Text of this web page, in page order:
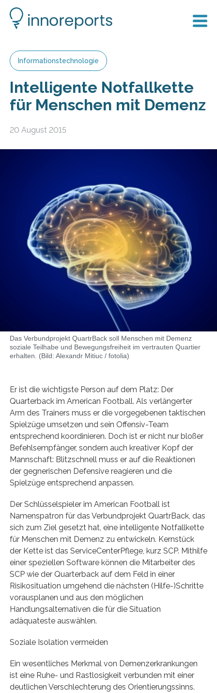
Informationstechnologie
Intelligente Notfallkette
für Menschen mit Demenz
20 August 2015
Das Verbundprojekt QuartrBack soll Menschen mit Demenz
soziale Teilhabe und Bewegungsfreiheit im vertrauten Quartier
erhalten. (Bild: Alexandr Mitiuc / fotolia)
Er ist die wichtigste Person auf dem Platz: Der
Quarterback im American Football. Als verlängerter
Arm des Trainers muss er die vorgegebenen taktischen
Spielzüge umsetzen und sein Offensiv-Team
entsprechend koordinieren. Doch ist er nicht nur bloßer
Befehlsempfänger, sondern auch kreativer Kopf der
Mannschaft: Blitzschnell muss er auf die Reaktionen
der gegnerischen Defensive reagieren und die
Spielzüge entsprechend anpassen.
Der Schlüsselspieler im American Football ist
Namenspatron für das Verbundprojekt QuartrBack, das
sich zum Ziel gesetzt hat, eine intelligente Notfallkette
für Menschen mit Demenz zu entwickeln. Kernstück
der Kette ist das ServiceCenterPflege, kurz SCP. Mithilfe
einer speziellen Software können die Mitarbeiter des
SCP wie der Quarterback auf dem Feld in einer
Risikosituation umgehend die nächsten (Hilfe-)Schritte
vorausplanen und aus den möglichen
Handlungsalternativen die für die Situation
adäquateste auswählen.
Soziale Isolation vermeiden
Ein wesentliches Merkmal von Demenzerkrankungen
ist eine Ruhe- und Rastlosigkeit verbunden mit einer
deutlichen Verschlechterung des Orientierungssinns.